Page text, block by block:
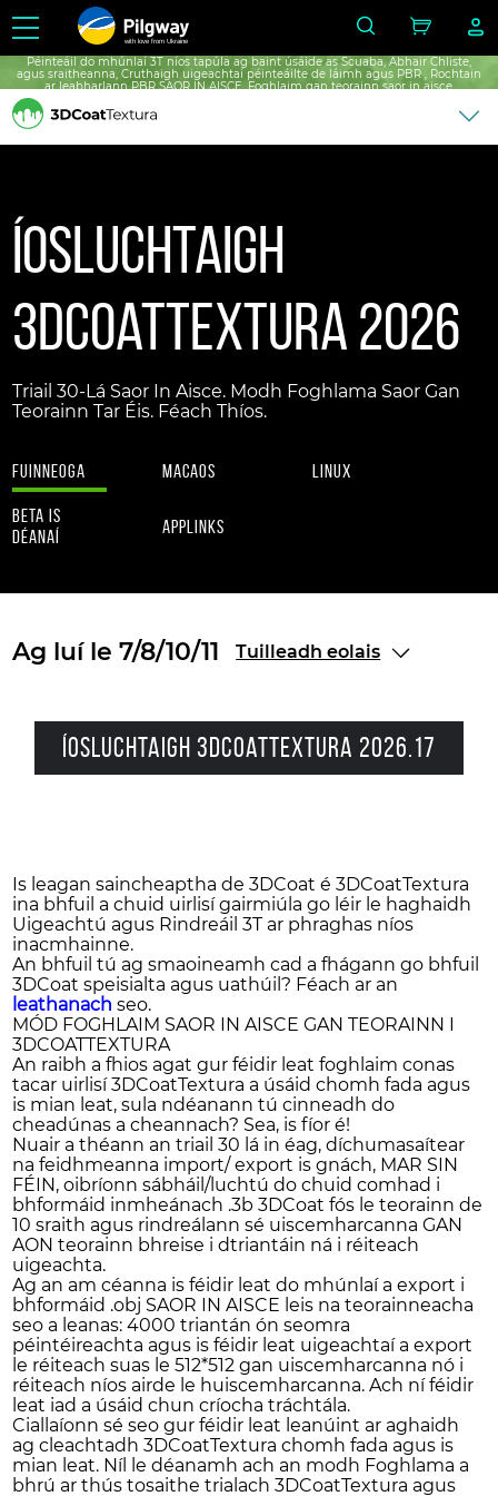
with love from Ukraine
Péinteáil do mhúnlaí 3T níos tapúla ag baint úsáide as Scuaba, Ábhair Chliste,
agus sraitheanna, Cruthaigh uigeachtaí péinteáilte de láimh agus PBR , Rochtain
ar leabharlann PBR SAOR IN AISCE, Foghlaim gan teorainn saor in aisce.
Íosluchtaigh
3DCoatTextura 2026
Triail 30-Lá Saor In Aisce. Modh Foghlama Saor Gan
Teorainn Tar Éis. Féach Thíos.
fuinneoga macaos Linux
beta is
déanaí
applinks
Ag luí le 7/8/10/11 Tuilleadh eolais
Íosluchtaigh 3DCoatTextura 2026.17
Is leagan saincheaptha de 3DCoat é 3DCoatTextura
ina bhfuil a chuid uirlisí gairmiúla go léir le haghaidh
Uigeachtú agus Rindreáil 3T ar phraghas níos
inacmhainne.
An bhfuil tú ag smaoineamh cad a fhágann go bhfuil
3DCoat speisialta agus uathúil? Féach ar an
leathanach seo.
MÓD FOGHLAIM SAOR IN AISCE GAN TEORAINN I
3DCOATTEXTURA
An raibh a fhios agat gur féidir leat foghlaim conas
tacar uirlisí 3DCoatTextura a úsáid chomh fada agus
is mian leat, sula ndéanann tú cinneadh do
cheadúnas a cheannach? Sea, is fíor é!
Nuair a théann an triail 30 lá in éag, díchumasaítear
na feidhmeanna import/ export is gnách, MAR SIN
FÉIN, oibríonn sábháil/luchtú do chuid comhad i
bhformáid inmheánach .3b 3DCoat fós le teorainn de
10 sraith agus rindreálann sé uiscemharcanna GAN
AON teorainn bhreise i dtriantáin ná i réiteach
uigeachta.
Ag an am céanna is féidir leat do mhúnlaí a export i
bhformáid .obj SAOR IN AISCE leis na teorainneacha
seo a leanas: 4000 triantán ón seomra
péintéireachta agus is féidir leat uigeachtaí a export
le réiteach suas le 512*512 gan uiscemharcanna nó i
réiteach níos airde le huiscemharcanna. Ach ní féidir
leat iad a úsáid chun críocha tráchtála.
Ciallaíonn sé seo gur féidir leat leanúint ar aghaidh
ag cleachtadh 3DCoatTextura chomh fada agus is
mian leat. Níl le déanamh ach an modh Foghlama a
bhrú ar thús tosaithe trialach 3DCoatTextura agus